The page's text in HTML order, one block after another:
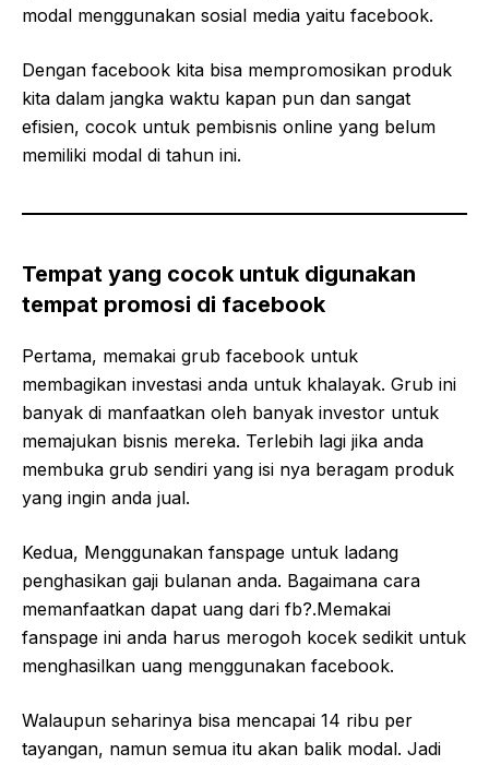
modal menggunakan sosial media yaitu facebook.
Dengan facebook kita bisa mempromosikan produk
kita dalam jangka waktu kapan pun dan sangat
efisien, cocok untuk pembisnis online yang belum
memiliki modal di tahun ini.
Tempat yang cocok untuk digunakan
tempat promosi di facebook
Pertama, memakai grub facebook untuk
membagikan investasi anda untuk khalayak. Grub ini
banyak di manfaatkan oleh banyak investor untuk
memajukan bisnis mereka. Terlebih lagi jika anda
membuka grub sendiri yang isi nya beragam produk
yang ingin anda jual.
Kedua, Menggunakan fanspage untuk ladang
penghasikan gaji bulanan anda. Bagaimana cara
memanfaatkan dapat uang dari fb?.Memakai
fanspage ini anda harus merogoh kocek sedikit untuk
menghasilkan uang menggunakan facebook.
Walaupun seharinya bisa mencapai 14 ribu per
tayangan, namun semua itu akan balik modal. Jadi